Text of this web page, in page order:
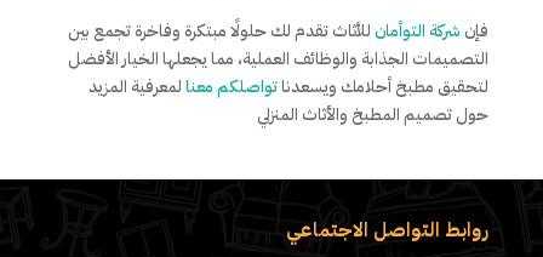
فإن شركة التوأمانللأثاث تقدم لك حلولًا مبتكرة وفاخرة تجمع بين
التصميمات الجذابة والوظائف العملية، مما يجعلها الخيار الأفضل
لتحقيق مطبخ أحلامك ويسعدناتواصلكم معنالمعرفية المزيد
حول تصميم المطبخ والأثاث المنزلي
روابط التواصل الاجتماعي